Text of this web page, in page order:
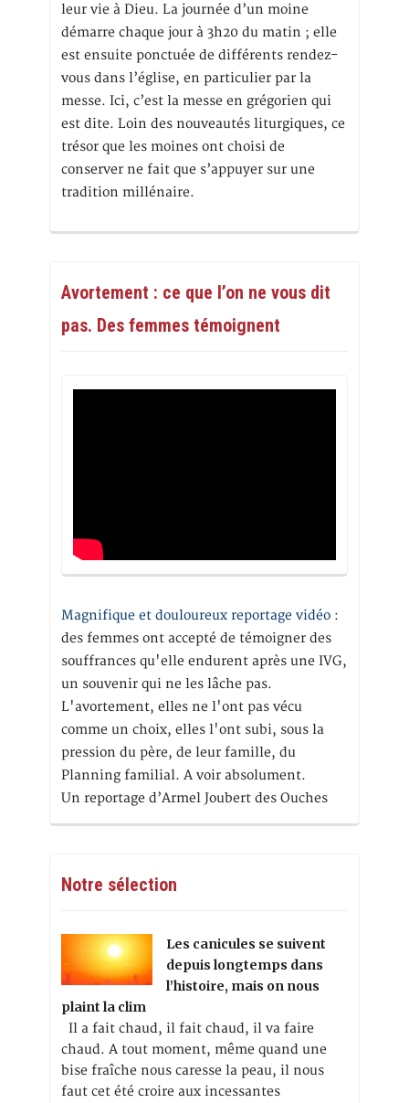
leur vie à Dieu. La journée d’un moine
démarre chaque jour à 3h20 du matin ; elle
est ensuite ponctuée de différents rendez-
vous dans l’église, en particulier par la
messe. Ici, c’est la messe en grégorien qui
est dite. Loin des nouveautés liturgiques, ce
trésor que les moines ont choisi de
conserver ne fait que s’appuyer sur une
tradition millénaire.
Avortement : ce que l’on ne vous dit
pas. Des femmes témoignent
Magnifique et douloureux reportage vidéo :
des femmes ont accepté de témoigner des
souffrances qu'elle endurent après une IVG,
un souvenir qui ne les lâche pas.
L'avortement, elles ne l'ont pas vécu
comme un choix, elles l'ont subi, sous la
pression du père, de leur famille, du
Planning familial. A voir absolument.
Un reportage d’Armel Joubert des Ouches
Notre sélection
Les canicules se suivent
depuis longtemps dans
l’histoire, mais on nous
plaint la clim
Il a fait chaud, il fait chaud, il va faire
chaud. A tout moment, même quand une
bise fraîche nous caresse la peau, il nous
faut cet été croire aux incessantes